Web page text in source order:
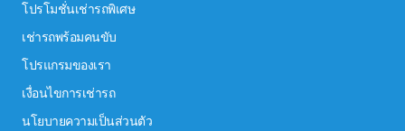
โปรโมชั่นเช่ารถพิเศษ
เช่ารถพร้อมคนขับ
โปรแกรมของเรา
เงื่อนไขการเช่ารถ
นโยบายความเป็นส่วนตัว